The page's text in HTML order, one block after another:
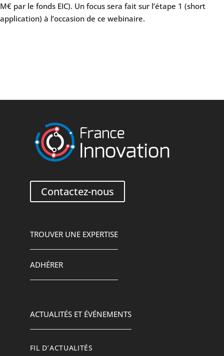
M€ par le fonds EIC). Un focus sera fait sur l’étape 1 (short
application) à l’occasion de ce webinaire.
Contactez-nous
TROUVER UNE EXPERTISE
ADHÉRER
ACTUALITÉS ET ÉVÉNEMENTS
FIL D’ACTUALITÉS